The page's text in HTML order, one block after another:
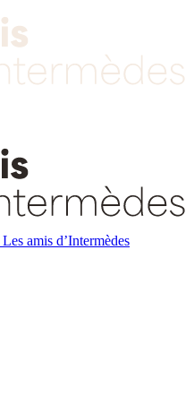
Les amis d’Intermèdes